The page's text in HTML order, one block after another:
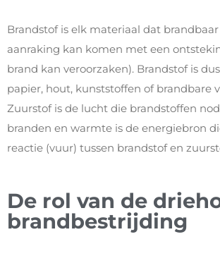
Brandstof is elk materiaal dat brandbaar
aanraking kan komen met een
brand kan veroorzaken). Brandstof is
papier, hout, kunststoffen of brandbare
Zuurstof is de lucht die brandstoffen
branden en warmte is de energiebron
reactie (vuur) tussen brandstof en
De rol van de
brandbestrijding